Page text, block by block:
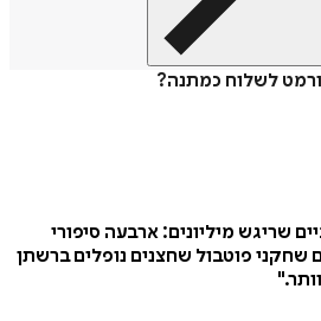
לשלוח כמתנה?
שריגש מיליונים: ארבעה סיפורי
פוטבול שחצנים נופלים ברשתן